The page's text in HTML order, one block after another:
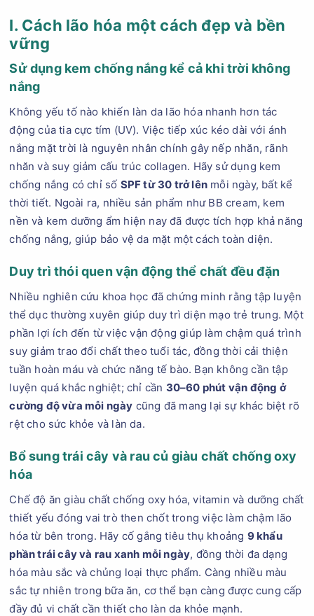
I. Cách lão hóa một cách đẹp và bền
vững
Sử dụng kem chống nắng kể cả khi trời không
nắng
Không yếu tố nào khiến làn da lão hóa nhanh hơn tác
động của tia cực tím (UV). Việc tiếp xúc kéo dài với ánh
nắng mặt trời là nguyên nhân chính gây nếp nhăn, rãnh
nhăn và suy giảm cấu trúc collagen. Hãy sử dụng kem
chống nắng có chỉ số SPF từ 30 trở lên mỗi ngày, bất kể
thời tiết. Ngoài ra, nhiều sản phẩm như BB cream, kem
nền và kem dưỡng ẩm hiện nay đã được tích hợp khả năng
chống nắng, giúp bảo vệ da mặt một cách toàn diện.
Duy trì thói quen vận động thể chất đều đặn
Nhiều nghiên cứu khoa học đã chứng minh rằng tập luyện
thể dục thường xuyên giúp duy trì diện mạo trẻ trung. Một
phần lợi ích đến từ việc vận động giúp làm chậm quá trình
suy giảm trao đổi chất theo tuổi tác, đồng thời cải thiện
tuần hoàn máu và chức năng tế bào. Bạn không cần tập
luyện quá khắc nghiệt; chỉ cần 30–60 phút vận động ở
cường độ vừa mỗi ngày cũng đã mang lại sự khác biệt rõ
rệt cho sức khỏe và làn da.
Bổ sung trái cây và rau củ giàu chất chống oxy
hóa
Chế độ ăn giàu chất chống oxy hóa, vitamin và dưỡng chất
thiết yếu đóng vai trò then chốt trong việc làm chậm lão
hóa từ bên trong. Hãy cố gắng tiêu thụ khoảng 9 khẩu
phần trái cây và rau xanh mỗi ngày, đồng thời đa dạng
hóa màu sắc và chủng loại thực phẩm. Càng nhiều màu
sắc tự nhiên trong bữa ăn, cơ thể bạn càng được cung cấp
đầy đủ vi chất cần thiết cho làn da khỏe mạnh.